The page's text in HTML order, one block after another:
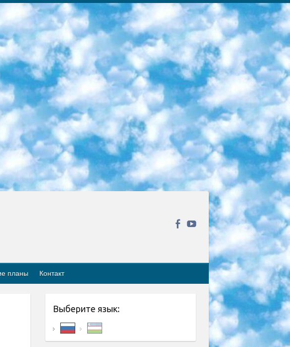
с актуальными профессиями и подсказывает, как им обучаться. Выбрав заинтересовавшую вас специальность — SMM-специалист, фотограф, веб-дизайнер или другую, — увидите список необходимых для неё умений. Чтобы вы могли освоить их самостоятельно, для каждого умения площадка отображает подборку ссылок на учебные материалы. Хотя «Смартия» ориентируется на русскоязычную аудиторию, часть контента всё же доступна только на английском. 3. «Лекторий Физтеха» Проект Московского физико-технического института (Физтеха). С его помощью вы можете смотреть онлайн серии лекций, записанные на видео в этом вузе. В числе доступных предметов — физика, биология, химия, информационные технологии и другие. К некоторым лекциям администрация ресурса прилагает готовые конспекты, которые можно скачивать в PDF-формате. 4. ITMOcourses Онлайн-площадка Санкт-Петербургского национального исследовательского университета информационных технологий, механики и оптики (ИТМО). Ресурс предоставляет свободный доступ к курсам, разработанным в этом вузе. Каталог материалов разбит на четыре категории: «Оптические системы и технологии», «Приборостроение и робототехника», «Информационные технологии» и «Биотехнологии». Курсы состоят из видеолекций, интерактивных демонстраций и заданий. 5. «КиберЛенинка» Электронная научная библиотека открытого доступа. Каталог площадки регулярно обрастает текстами статей из различных научных изданий. Сгруппированные по журналам и рубрикам публикации можно читать онлайн или скачивать целиком в PDF-формате. Проект нацелен на популяризацию науки за счёт открытого доступа к качественной информации. 6. «ПостНаука» На этом ресурсе публикуют подборки видеолекций, составленные экспертами из разных отраслей и объединённые общими темами. Среди них, к примеру, есть серии «Биоинформатика и геномика», «Культура средневековой Скандинавии» и Cinema Studies о теории кино. Каждая подборка лекций — логически связанная история, рассказанная экспертом от первого лица. Кроме того, на сайте появляются научно-образовательные статьи и тесты на разные темы. 7. «Newочём» Команда проекта «Newочём» отбирает самые интересные тексты из англоязычных СМИ и переводит те из них, за которые голосуют участники сообщества «ВКонтакте». По большей части это научно-популярные статьи. Редакторы придумывают лишь заголовки, в остальном содержание переводов соответствует оригиналам. Полные тексты можно читать прямо в социальной сети. 8. InternetUrok Онлайн-база материалов по основным дисциплинам школьной программы. Информация на сайте структурирована по классам, предметам и темам (урокам). Каждый урок состоит из видеолекций и конспектов. Есть также интерактивные тренажёры и тесты для закрепления пройденного материала. Даже если вы давно окончили школу, возможность повторить программу старших классов всегда может пригодиться. 9. Edutainme Ещё один ресурс об образовании. В отличие от Newtonew, как мне кажется, Edutainme больше ориентируется на представителей индустрии: педагогов, предпринимателей, разработчиков образовательных проектов. Но и любой, кто просто стремится к саморазвитию, найдёт на сайте много полезного и интересного для себя. Например, информацию о новых курсах и образовательных сервисах. 10. Newtonew Онлайн-медиа об образовании и обучении в широком смысле. Авторы Newtonew пишут об инструментах, заведениях, тактиках и стратегиях, которые помогают учить других и получать новые знания самостоятельно. На этой площадке вы найдёте новости, обзоры, аналитические мат
планы Контакт
Выберите язык: